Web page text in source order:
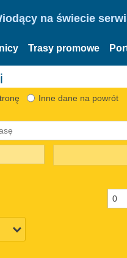
na świecie
Trasy promowe
Inne dane na powrót